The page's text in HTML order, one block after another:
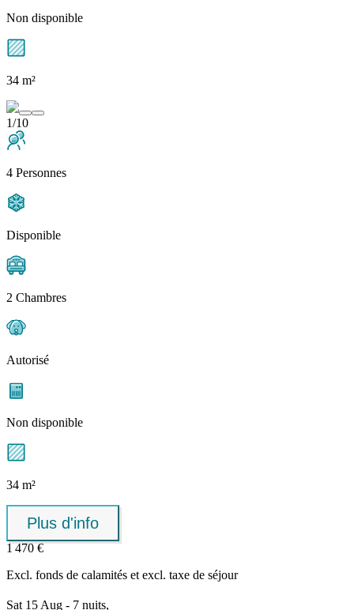
Non disponible
34 m²
1/10
4 Personnes
Disponible
2 Chambres
Autorisé
Non disponible
34 m²
Plus d'info
1 470 €
Excl. fonds de calamités et excl. taxe de séjour
Sat 15 Aug - 7 nuits,